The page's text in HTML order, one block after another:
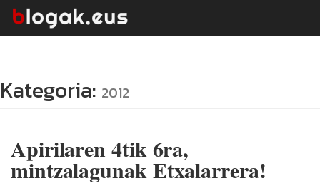
Kategoria: 2012
Apirilaren 4tik 6ra,
mintzalagunak Etxalarrera!